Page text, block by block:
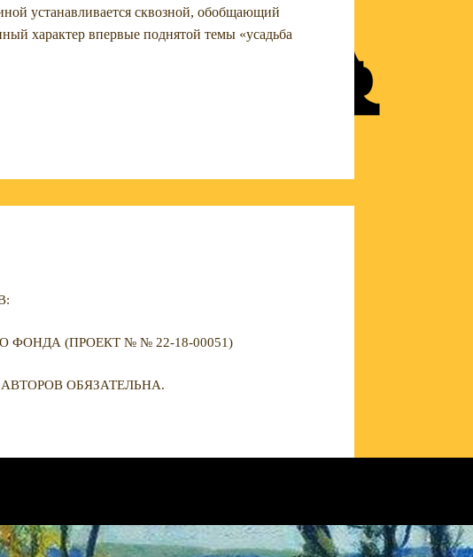
устанавливается сквозной, обобщающий
характер впервые поднятой темы «усадьба
(ПРОЕКТ № № 22-18-00051)
ОБЯЗАТЕЛЬНА.